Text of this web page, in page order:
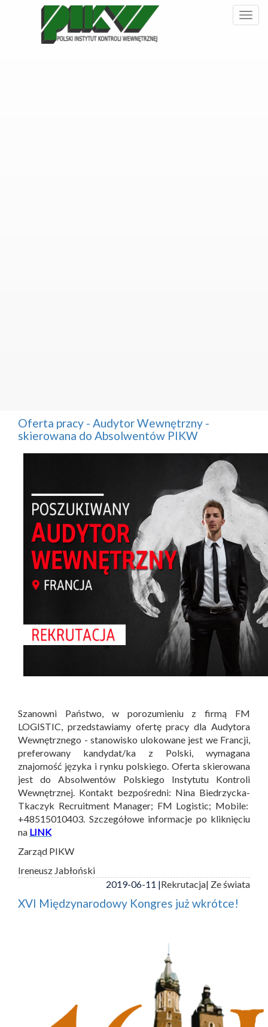
Oferta pracy - Audytor Wewnętrzny -
skierowana do Absolwentów PIKW
Szanowni Państwo, w porozumieniu z firmą FM
LOGISTIC, przedstawiamy ofertę pracy dla Audytora
Wewnętrznego - stanowisko ulokowane jest we Francji,
preferowany kandydat/ka z Polski, wymagana
znajomość języka i rynku polskiego. Oferta skierowana
jest do Absolwentów Polskiego Instytutu Kontroli
Wewnętrznej. Kontakt bezpośredni: Nina Biedrzycka-
Tkaczyk Recruitment Manager; FM Logistic; Mobile:
+48515010403. Szczegółowe informacje po kliknięciu
na LINK
Zarząd PIKW
Ireneusz Jabłoński
2019-06-11 |Rekrutacja| Ze świata
XVI Międzynarodowy Kongres już wkrótce!